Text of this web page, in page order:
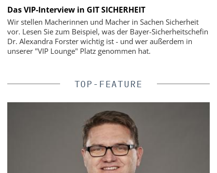
Das VIP-Interview in GIT SICHERHEIT
Wir stellen Macherinnen und Macher in Sachen Sicherheit
vor. Lesen Sie zum Beispiel, was der Bayer-Sicherheitschefin
Dr. Alexandra Forster wichtig ist - und wer außerdem in
unserer "VIP Lounge" Platz genommen hat.
TOP-FEATURE